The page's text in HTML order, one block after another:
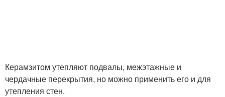
Керамзитом утепляют подвалы, межэтажные и
чердачные перекрытия, но можно применить его и для
утепления стен.